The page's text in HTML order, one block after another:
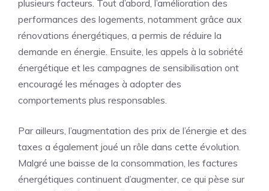
plusieurs facteurs. Tout d’abord, l’amélioration des
performances des logements, notamment grâce aux
rénovations énergétiques, a permis de réduire la
demande en énergie. Ensuite, les appels à la sobriété
énergétique et les campagnes de sensibilisation ont
encouragé les ménages à adopter des
comportements plus responsables.
Par ailleurs, l’augmentation des prix de l’énergie et des
taxes a également joué un rôle dans cette évolution.
Malgré une baisse de la consommation, les factures
énergétiques continuent d’augmenter, ce qui pèse sur